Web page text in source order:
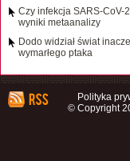
Czy infekcja SARS-CoV-
wyniki metaanalizy
Dodo widział świat
wymarłego ptaka
Polityka
© Copyright